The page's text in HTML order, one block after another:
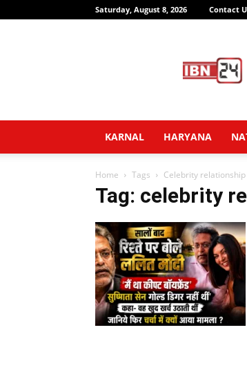
Saturday, August 8, 2026 Contact
News
Network
KARNAL HARYANA
Home Tags Celebrity relationship
Tag: celebrity